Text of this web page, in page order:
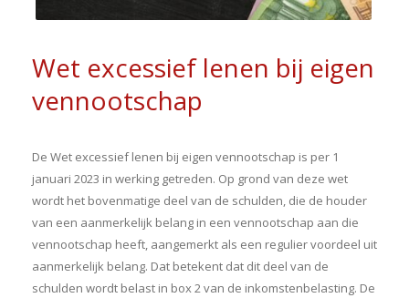
Wet excessief lenen bij eigen
vennootschap
De Wet excessief lenen bij eigen vennootschap is per 1
januari 2023 in werking getreden. Op grond van deze wet
wordt het bovenmatige deel van de schulden, die de houder
van een aanmerkelijk belang in een vennootschap aan die
vennootschap heeft, aangemerkt als een regulier voordeel uit
aanmerkelijk belang. Dat betekent dat dit deel van de
schulden wordt belast in box 2 van de inkomstenbelasting. De